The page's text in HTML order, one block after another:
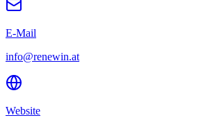
E-Mail
info@renewin.at
Website